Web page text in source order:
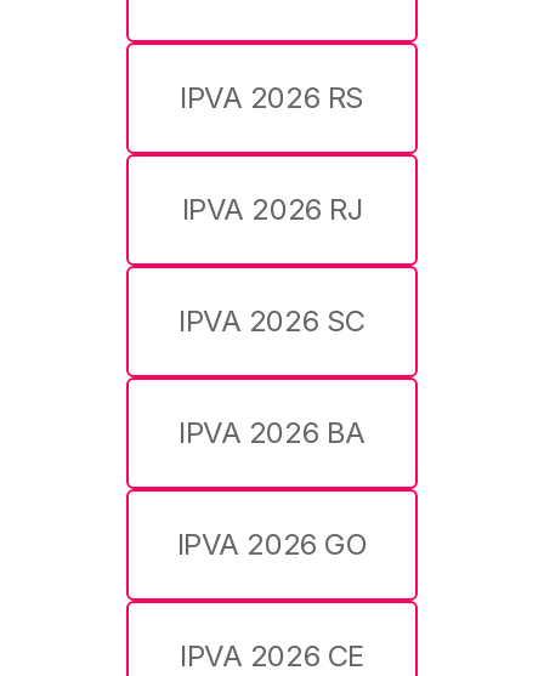
IPVA 2026 RS
IPVA 2026 RJ
IPVA 2026 SC
IPVA 2026 BA
IPVA 2026 GO
IPVA 2026 CE